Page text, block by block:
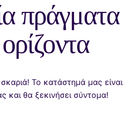
πράγματα
Το κατάστημά μας είναι
και θα ξεκινήσει σύντομα!